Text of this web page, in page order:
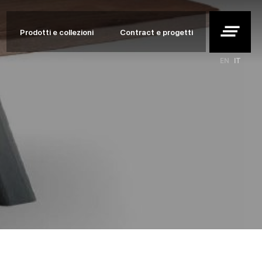
Prodotti e collezioni Contract e progetti clear_all
EN IT